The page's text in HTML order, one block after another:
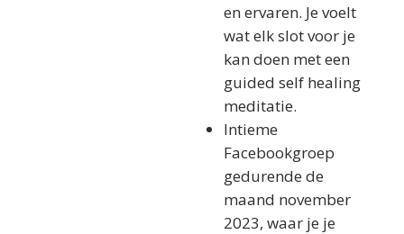
en ervaren. Je voelt
wat elk slot voor je
kan doen met een
guided self healing
meditatie.
Intieme
Facebookgroep
gedurende de
maand november
2023, waar je je